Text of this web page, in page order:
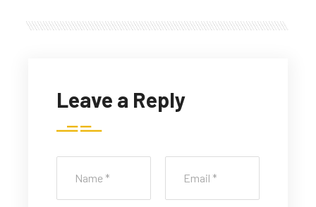
Leave a Reply